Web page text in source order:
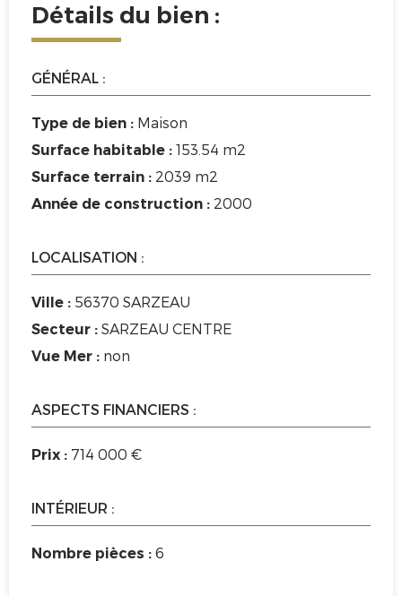
Détails du bien :
GÉNÉRAL :
Type de bien : Maison
Surface habitable : 153.54 m2
Surface terrain : 2039 m2
Année de construction : 2000
LOCALISATION :
Ville : 56370 SARZEAU
Secteur : SARZEAU CENTRE
Vue Mer : non
ASPECTS FINANCIERS :
Prix : 714 000 €
INTÉRIEUR :
Nombre pièces : 6